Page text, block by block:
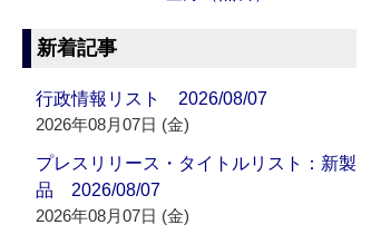
新着記事
行政情報リスト 2026/08/07
2026年08月07日 (金)
プレスリリース・タイトルリスト：新製
品 2026/08/07
2026年08月07日 (金)